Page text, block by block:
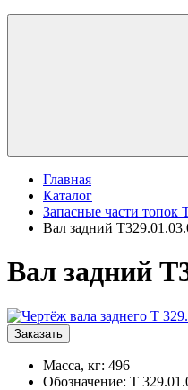
Главная
Каталог
Запасные части
Вал задний
Вал задний
Заказать
Масса, кг: 496
Обозначение: Т